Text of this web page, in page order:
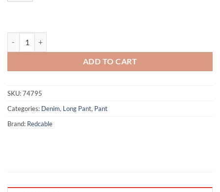
ADD TO CART
SKU:74795
Categories: Denim, Long Pant, Pant
Brand: Redcable